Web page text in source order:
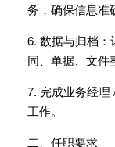
务，确保信息准
6. 数据与归档
同、单据、文件
7. 完成业务经理
工作。
二、任职要求